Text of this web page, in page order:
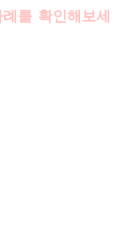
를 확인해보세